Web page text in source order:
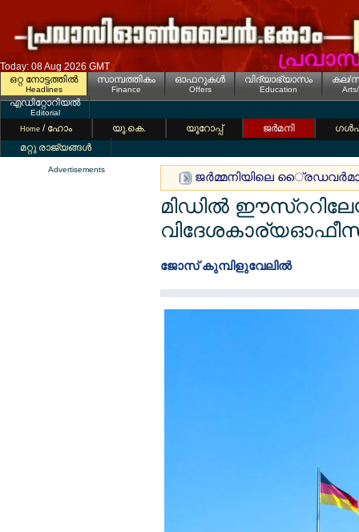
Today: 08 Aug 2026 GMT
ഒറ്റ നോട്ടത്തില്‍
Headlines
സാമ്പത്തികം
Finance
ഓഫറുകള്‍
Offers
വിദ്യാഭ്യാസം
Education
കല/
എഡിറ്റോറിയല്‍
Editorial
Home / ഹോം യൂ.കെ. യൂറോപ്പ് ജര്‍മനി
മറ്റു രാജ്യങ്ങള്‍
Advertisements
ജര്‍മ്മനിയിലെ
മിഡില്‍
ജോസ് കുമ്പിളുവേലില്‍